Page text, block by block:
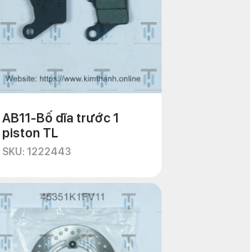
AB11-Bố dĩa trước 1
piston TL
SKU: 1222443